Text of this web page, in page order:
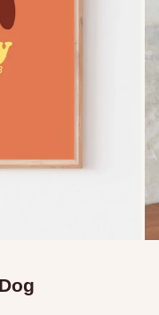
1
l'élément 2